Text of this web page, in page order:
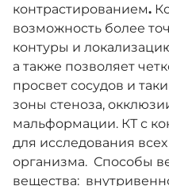
контрастированием.
возможность более
контуры и
а также позволяет
просвет сосудов и
зоны стеноза,
мальформации. КТ с
для исследования
организма. Способы
вещества: